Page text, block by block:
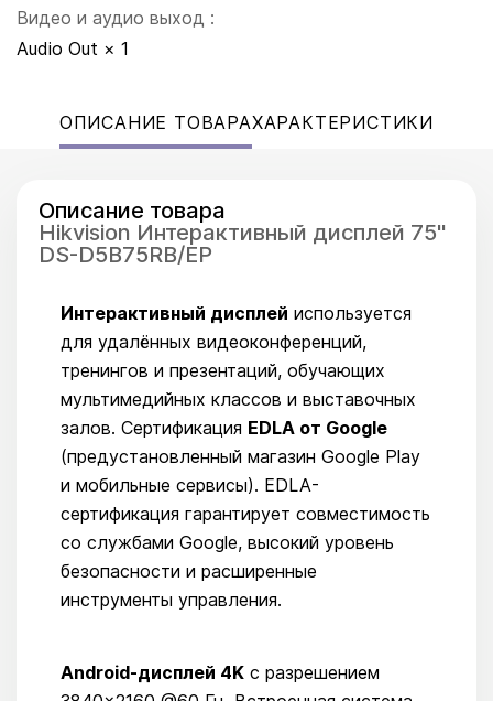
Видео и аудио выход :
Audio Out × 1
ОПИСАНИЕ ТОВАРАХАРАКТЕРИСТИКИ
Описание товара
Hikvision Интерактивный дисплей 75"
DS-D5B75RB/EP
Интерактивный дисплей используется
для удалённых видеоконференций,
тренингов и презентаций, обучающих
мультимедийных классов и выставочных
залов. Сертификация EDLA от Google
(предустановленный магазин Google Play
и мобильные сервисы). EDLA-
сертификация гарантирует совместимость
со службами Google, высокий уровень
безопасности и расширенные
инструменты управления.
Android-дисплей 4K с разрешением